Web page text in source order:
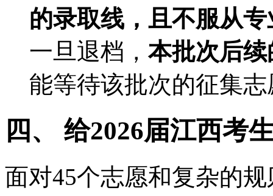
的录取线，且不服从
一旦退档，本批次后
能等待该批次的征集
四、 给2026届江西考
面对45个志愿和复杂的